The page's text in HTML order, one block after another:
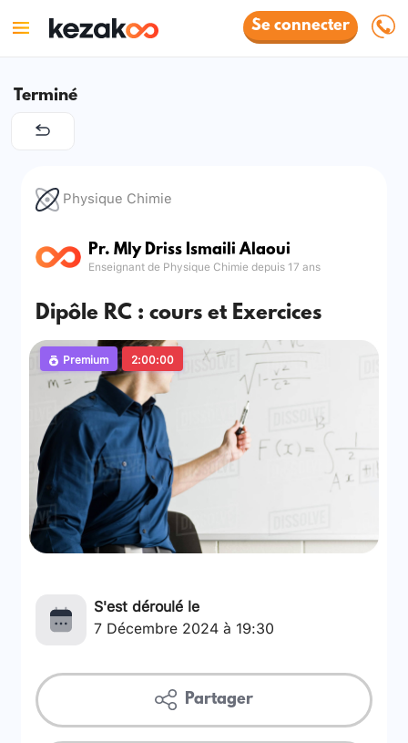
Se connecter
Terminé
Physique Chimie
Pr. Mly Driss Ismaili Alaoui
Enseignant de Physique Chimie depuis 17 ans
Dipôle RC : cours et Exercices
Premium 2:00:00
S'est déroulé le
7 Décembre 2024 à 19:30
Partager